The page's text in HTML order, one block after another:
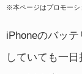
※本ページはプロモーシ
iPhoneのバッ
していても一